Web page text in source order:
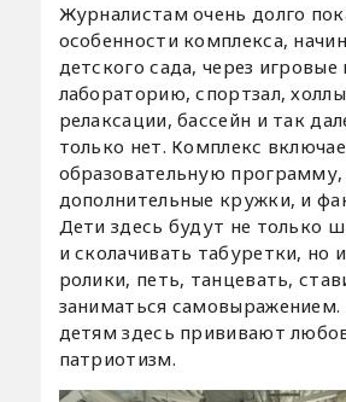
Журналистам очень долго
особенности комплекса,
детского сада, через
лабораторию, спортзал,
релаксации, бассейн и так
только нет. Комплекс
образовательную программу,
дополнительные кружки, и
Дети здесь будут не только
и сколачивать табуретки, но
ролики, петь, танцевать,
заниматься
детям здесь прививают
патриотизм.